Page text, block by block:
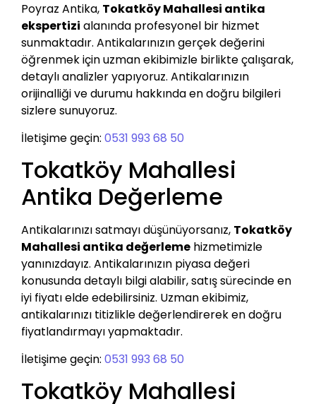
Poyraz Antika, Tokatköy Mahallesi antika
ekspertizi alanında profesyonel bir hizmet
sunmaktadır. Antikalarınızın gerçek değerini
öğrenmek için uzman ekibimizle birlikte çalışarak,
detaylı analizler yapıyoruz. Antikalarınızın
orijinalliği ve durumu hakkında en doğru bilgileri
sizlere sunuyoruz.
İletişime geçin: 0531 993 68 50
Tokatköy Mahallesi
Antika Değerleme
Antikalarınızı satmayı düşünüyorsanız, Tokatköy
Mahallesi antika değerleme hizmetimizle
yanınızdayız. Antikalarınızın piyasa değeri
konusunda detaylı bilgi alabilir, satış sürecinde en
iyi fiyatı elde edebilirsiniz. Uzman ekibimiz,
antikalarınızı titizlikle değerlendirerek en doğru
fiyatlandırmayı yapmaktadır.
İletişime geçin: 0531 993 68 50
Tokatköy Mahallesi